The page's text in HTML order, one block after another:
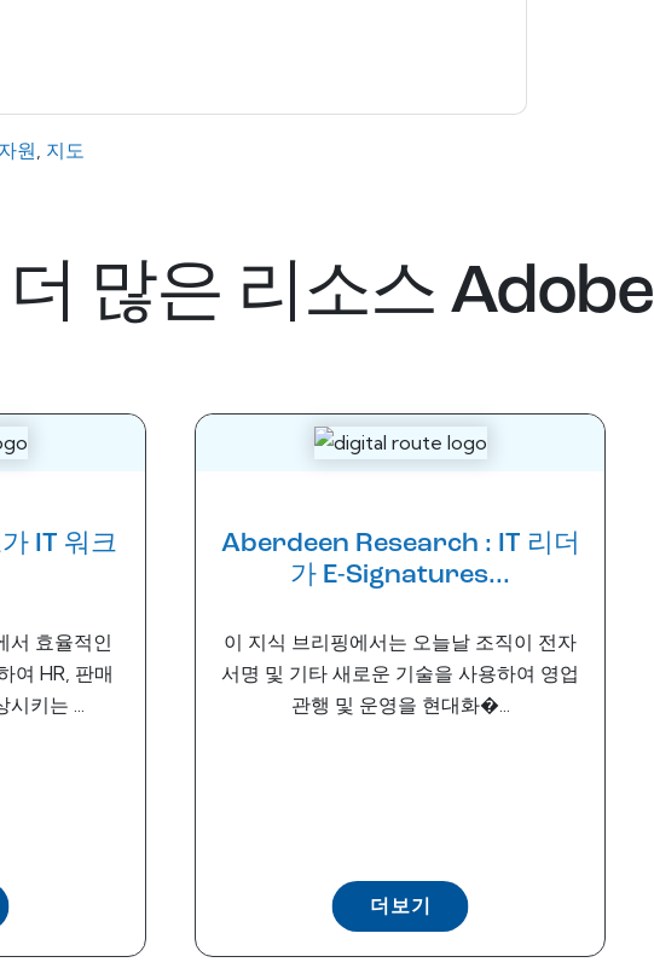
원, 지도
더 많은 리소스 Adobe
IT 워크
서 효율적인
여 HR, 판매
시키는 ...
Aberdeen Research : IT 리더
가 E-Signatures...
이 지식 브리핑에서는 오늘날 조직이 전자
서명 및 기타 새로운 기술을 사용하여 영업
관행 및 운영을 현대화�...
더보기